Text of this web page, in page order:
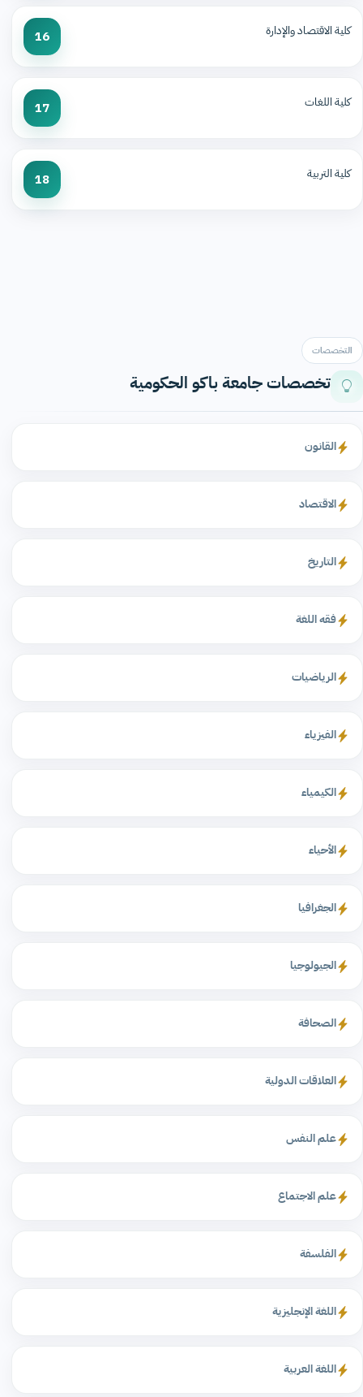
كلية الاقتصاد والإدارة 16
كلية اللغات 17
كلية التربية 18
التخصصات
تخصصات جامعة باكو الحكومية
القانون
الاقتصاد
التاريخ
فقه اللغة
الرياضيات
الفيزياء
الكيمياء
الأحياء
الجغرافيا
الجيولوجيا
الصحافة
العلاقات الدولية
علم النفس
علم الاجتماع
الفلسفة
اللغة الإنجليزية
اللغة العربية